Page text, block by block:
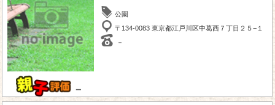
－
公園
〒134-0083 東京都江戸川区中葛西７丁目２５−１
－